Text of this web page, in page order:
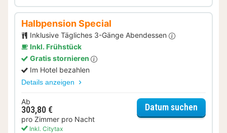
Halbpension Special
Inklusive Tägliches 3-Gänge Abendessen
Inkl. Frühstück
Gratis stornieren
Im Hotel bezahlen
Details anzeigen
Ab
303,80 €
pro Zimmer pro Nacht
Inkl. Citytax
Datum suchen